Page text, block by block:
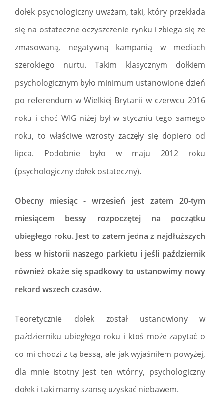
dołek psychologiczny uważam, taki, który przekłada
się na ostateczne oczyszczenie rynku i zbiega się ze
zmasowaną, negatywną kampanią w mediach
szerokiego nurtu. Takim klasycznym dołkiem
psychologicznym było minimum ustanowione dzień
po referendum w Wielkiej Brytanii w czerwcu 2016
roku i choć WIG niżej był w styczniu tego samego
roku, to właściwe wzrosty zaczęły się dopiero od
lipca. Podobnie było w maju 2012 roku
(psychologiczny dołek ostateczny).
Obecny miesiąc - wrzesień jest zatem 20-tym
miesiącem bessy rozpoczętej na początku
ubiegłego roku. Jest to zatem jedna z najdłuższych
bess w historii naszego parkietu i jeśli październik
również okaże się spadkowy to ustanowimy nowy
rekord wszech czasów.
Teoretycznie dołek został ustanowiony w
październiku ubiegłego roku i ktoś może zapytać o
co mi chodzi z tą bessą, ale jak wyjaśniłem powyżej,
dla mnie istotny jest ten wtórny, psychologiczny
dołek i taki mamy szansę uzyskać niebawem.